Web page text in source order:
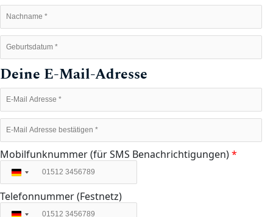
Deine E-Mail-Adresse
Mobilfunknummer (für SMS Benachrichtigungen)*
Deutschland
+49
Telefonnummer (Festnetz)